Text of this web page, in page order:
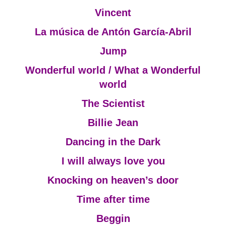
Vincent
La música de Antón García-Abril
Jump
Wonderful world / What a Wonderful
world
The Scientist
Billie Jean
Dancing in the Dark
I will always love you
Knocking on heaven’s door
Time after time
Beggin